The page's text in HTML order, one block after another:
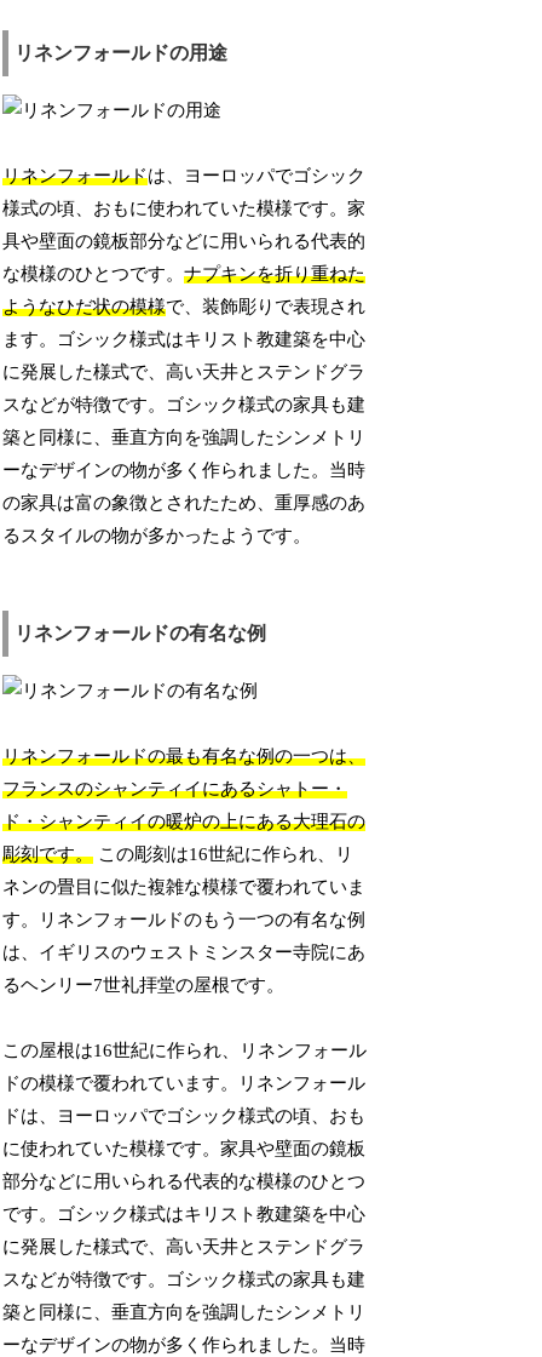
リネンフォールドの用途
リネンフォールドは、ヨーロッパでゴシック
様式の頃、おもに使われていた模様です。家
具や壁面の鏡板部分などに用いられる代表的
な模様のひとつです。ナプキンを折り重ねた
ようなひだ状の模様で、装飾彫りで表現され
ます。ゴシック様式はキリスト教建築を中心
に発展した様式で、高い天井とステンドグラ
スなどが特徴です。ゴシック様式の家具も建
築と同様に、垂直方向を強調したシンメトリ
ーなデザインの物が多く作られました。当時
の家具は富の象徴とされたため、重厚感のあ
るスタイルの物が多かったようです。
リネンフォールドの有名な例
リネンフォールドの最も有名な例の一つは、
フランスのシャンティイにあるシャトー・
ド・シャンティイの暖炉の上にある大理石の
彫刻です。 この彫刻は16世紀に作られ、リ
ネンの畳目に似た複雑な模様で覆われていま
す。リネンフォールドのもう一つの有名な例
は、イギリスのウェストミンスター寺院にあ
るヘンリー7世礼拝堂の屋根です。
この屋根は16世紀に作られ、リネンフォール
ドの模様で覆われています。リネンフォール
ドは、ヨーロッパでゴシック様式の頃、おも
に使われていた模様です。家具や壁面の鏡板
部分などに用いられる代表的な模様のひとつ
です。ゴシック様式はキリスト教建築を中心
に発展した様式で、高い天井とステンドグラ
スなどが特徴です。ゴシック様式の家具も建
築と同様に、垂直方向を強調したシンメトリ
ーなデザインの物が多く作られました。当時